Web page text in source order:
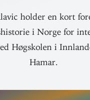
holder en kort
i Norge for
Høgskolen i
Hamar.